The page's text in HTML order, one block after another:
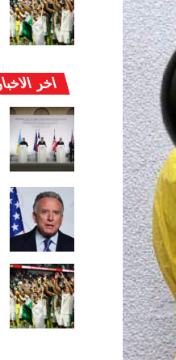
اخر الاخبار